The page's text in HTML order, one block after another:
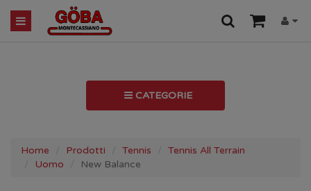
CATEGORIE
Home Prodotti Tennis
Tennis All Terrain
Uomo
New Balance